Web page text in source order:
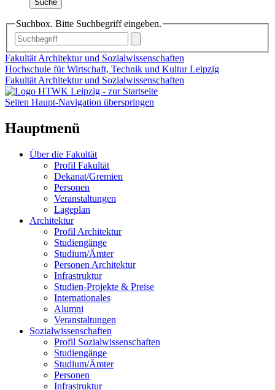
Suche
Suchbox. Bitte Suchbegriff eingeben.
Fakultät Architektur und Sozialwissenschaften
Hochschule für Wirtschaft, Technik und Kultur Leipzig
Fakultät Architektur und Sozialwissenschaften
Seiten Haupt-Navigation überspringen
Hauptmenü
Über die Fakultät
Profil Fakultät
Dekanat/Gremien
Personen
Veranstaltungen
Lageplan
Architektur
Profil Architektur
Studiengänge
Studium/Ämter
Personen Architektur
Infrastruktur
Studien-Projekte & Preise
Internationales
Alumni
Veranstaltungen
Sozialwissenschaften
Profil Sozialwissenschaften
Studiengänge
Studium/Ämter
Personen
Infrastruktur